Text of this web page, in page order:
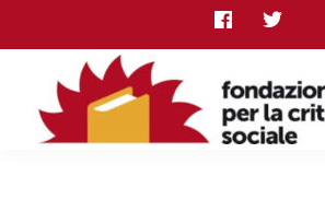
to
content
to
primary
sidebar
to